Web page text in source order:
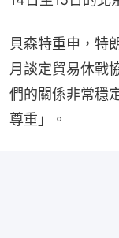
貝森特重申，特
月談定貿易休戰
們的關係非常穩
尊重」。